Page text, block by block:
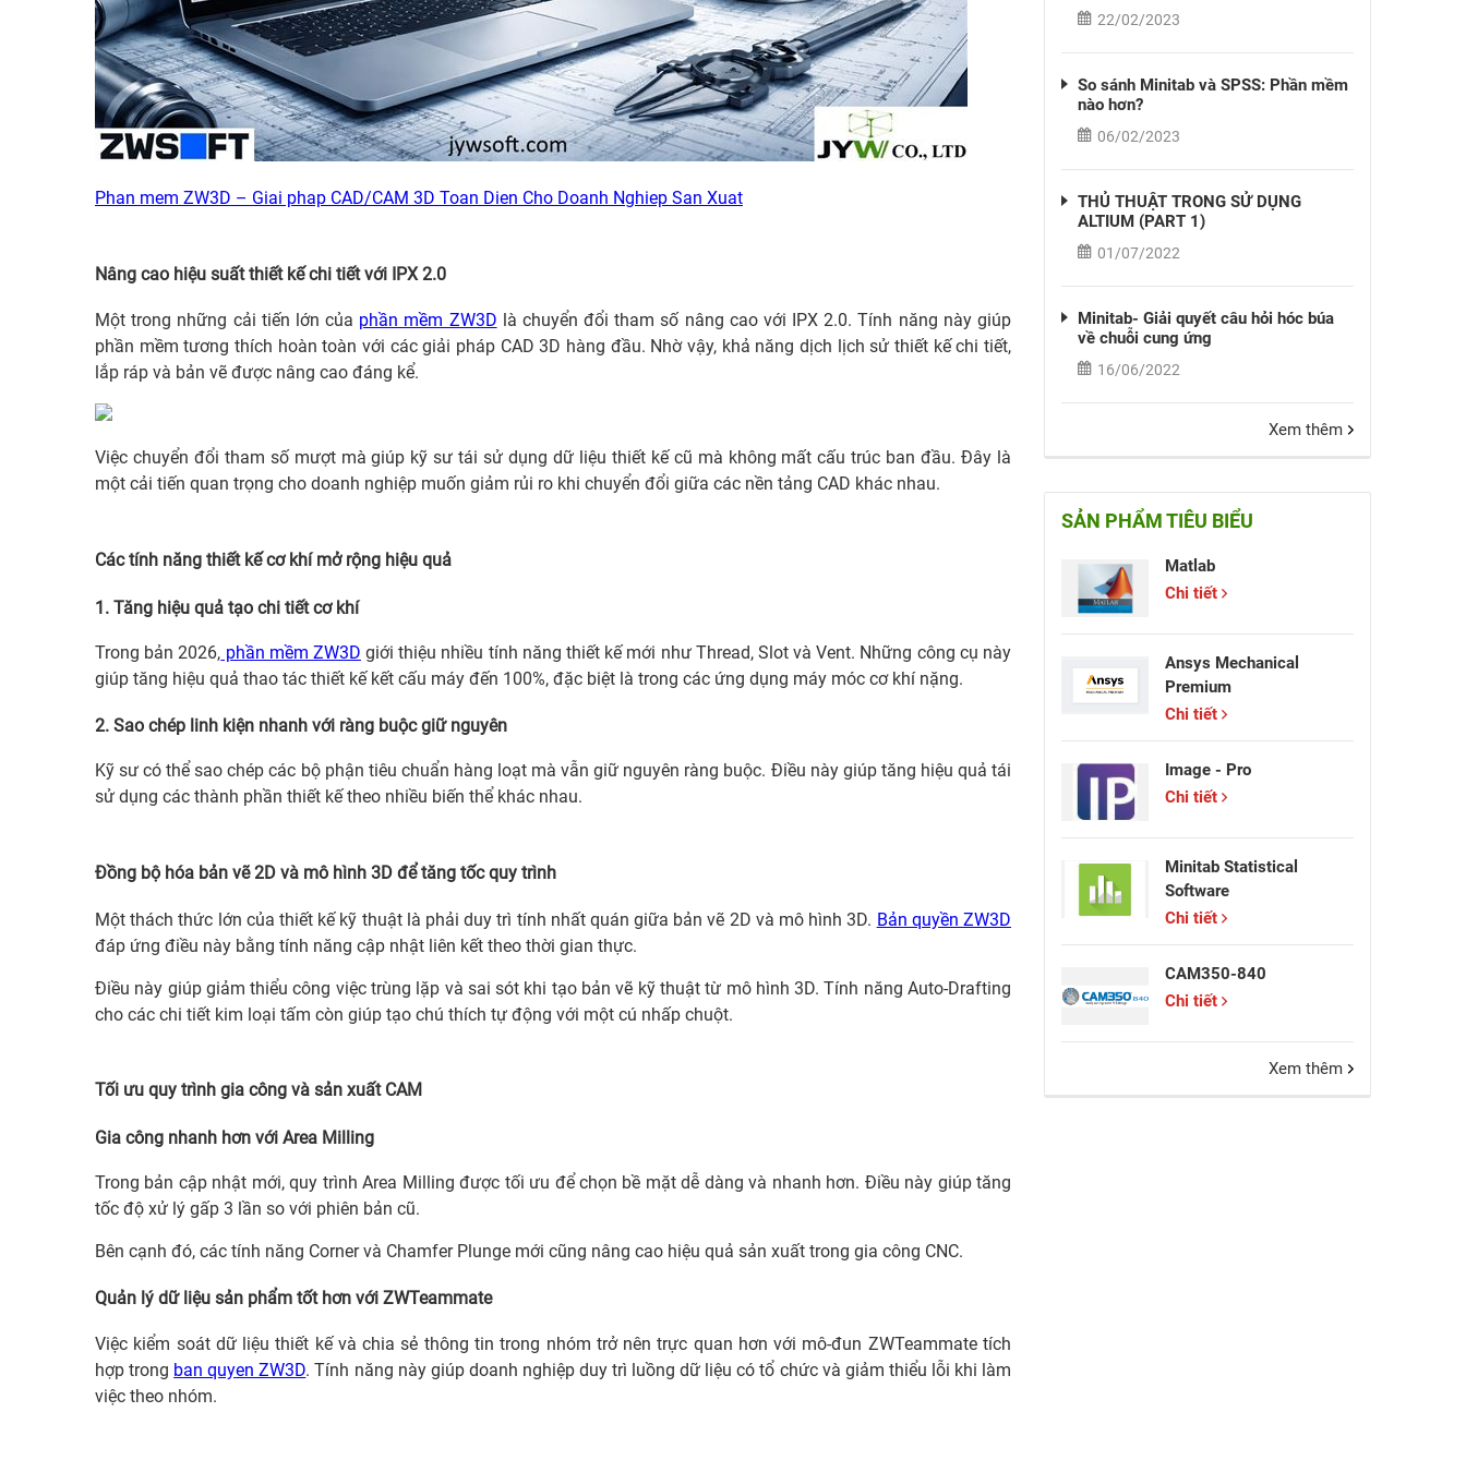
Phan mem ZW3D – Giai phap CAD/CAM 3D Toan Dien Cho Doanh Nghiep San Xuat
Nâng cao hiệu suất thiết kế chi tiết với IPX 2.0
Một trong những cải tiến lớn của phần mềm ZW3D là chuyển đổi tham số nâng cao với IPX 2.0. Tính năng này giúp
phần mềm tương thích hoàn toàn với các giải pháp CAD 3D hàng đầu. Nhờ vậy, khả năng dịch lịch sử thiết kế chi tiết,
lắp ráp và bản vẽ được nâng cao đáng kể.
Việc chuyển đổi tham số mượt mà giúp kỹ sư tái sử dụng dữ liệu thiết kế cũ mà không mất cấu trúc ban đầu. Đây là
một cải tiến quan trọng cho doanh nghiệp muốn giảm rủi ro khi chuyển đổi giữa các nền tảng CAD khác nhau.
Các tính năng thiết kế cơ khí mở rộng hiệu quả
1. Tăng hiệu quả tạo chi tiết cơ khí
Trong bản 2026, phần mềm ZW3D giới thiệu nhiều tính năng thiết kế mới như Thread, Slot và Vent. Những công cụ này
giúp tăng hiệu quả thao tác thiết kế kết cấu máy đến 100%, đặc biệt là trong các ứng dụng máy móc cơ khí nặng.
2. Sao chép linh kiện nhanh với ràng buộc giữ nguyên
Kỹ sư có thể sao chép các bộ phận tiêu chuẩn hàng loạt mà vẫn giữ nguyên ràng buộc. Điều này giúp tăng hiệu quả tái
sử dụng các thành phần thiết kế theo nhiều biến thể khác nhau.
Đồng bộ hóa bản vẽ 2D và mô hình 3D để tăng tốc quy trình
Một thách thức lớn của thiết kế kỹ thuật là phải duy trì tính nhất quán giữa bản vẽ 2D và mô hình 3D. Bản quyền ZW3D
đáp ứng điều này bằng tính năng cập nhật liên kết theo thời gian thực.
Điều này giúp giảm thiểu công việc trùng lặp và sai sót khi tạo bản vẽ kỹ thuật từ mô hình 3D. Tính năng Auto-Drafting
cho các chi tiết kim loại tấm còn giúp tạo chú thích tự động với một cú nhấp chuột.
Tối ưu quy trình gia công và sản xuất CAM
Gia công nhanh hơn với Area Milling
Trong bản cập nhật mới, quy trình Area Milling được tối ưu để chọn bề mặt dễ dàng và nhanh hơn. Điều này giúp tăng
tốc độ xử lý gấp 3 lần so với phiên bản cũ.
Bên cạnh đó, các tính năng Corner và Chamfer Plunge mới cũng nâng cao hiệu quả sản xuất trong gia công CNC.
Quản lý dữ liệu sản phẩm tốt hơn với ZWTeammate
Việc kiểm soát dữ liệu thiết kế và chia sẻ thông tin trong nhóm trở nên trực quan hơn với mô-đun ZWTeammate tích
hợp trong ban quyen ZW3D. Tính năng này giúp doanh nghiệp duy trì luồng dữ liệu có tổ chức và giảm thiểu lỗi khi làm
việc theo nhóm.
22/02/2023
So sánh Minitab và SPSS: Phần mềm
nào hơn?
06/02/2023
THỦ THUẬT TRONG SỬ DỤNG
ALTIUM (PART 1)
01/07/2022
Minitab- Giải quyết câu hỏi hóc búa
về chuỗi cung ứng
16/06/2022
Xem thêm
SẢN PHẨM TIÊU BIỂU
Matlab
Chi tiết
Ansys Mechanical
Premium
Chi tiết
Image - Pro
Chi tiết
Minitab Statistical
Software
Chi tiết
CAM350-840
Chi tiết
Xem thêm